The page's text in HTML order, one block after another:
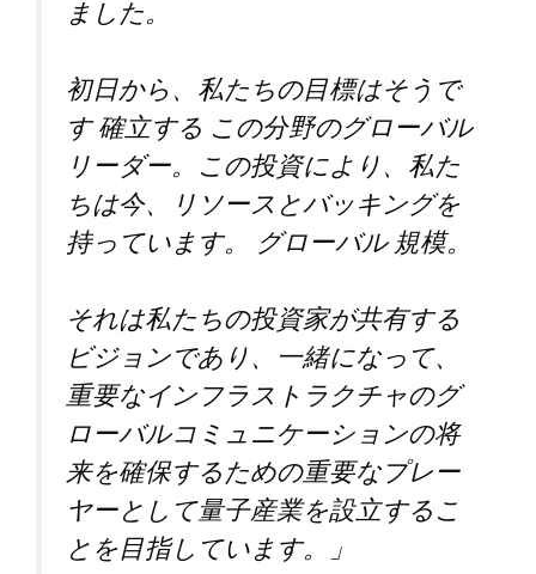
ました。
初日から、私たちの目標はそうで
す確立する この分野のグローバル
リーダー。この投資により、私た
ちは今、リソースとバッキングを
持っています。 グローバル規模。
それは私たちの投資家が共有する
ビジョンであり、一緒になって、
重要なインフラストラクチャのグ
ローバルコミュニケーションの将
来を確保するための重要なプレー
ヤーとして量子産業を設立するこ
とを目指しています。」